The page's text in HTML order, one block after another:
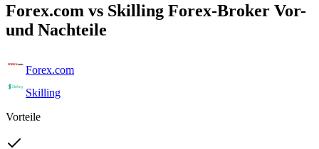
Forex.com vs Skilling Forex-Broker Vor-
und Nachteile
Forex.com
Skilling
Vorteile